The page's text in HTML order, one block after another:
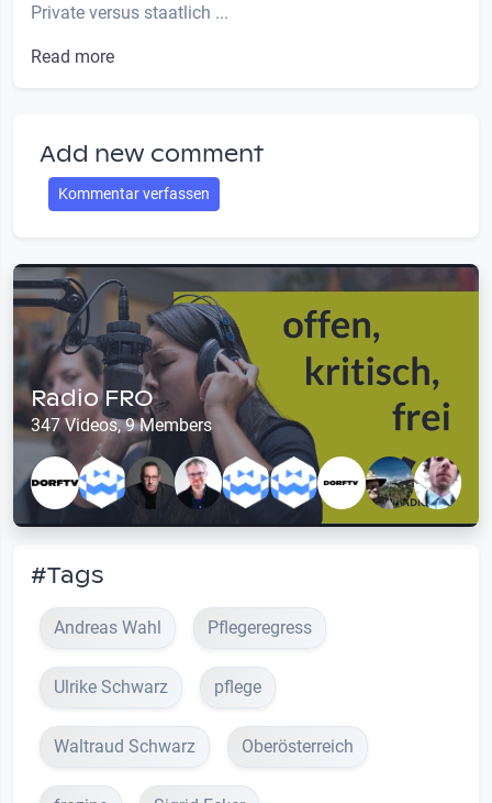
Private versus staatlich ...
Read more
Add new comment
Kommentar verfassen
Radio FRO
347 Videos, 9 Members
#Tags
Andreas Wahl Pflegeregress
Ulrike Schwarz pflege
Waltraud Schwarz Oberösterreich